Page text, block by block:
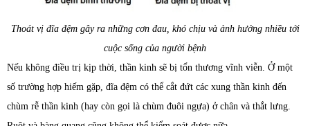
Thoát vị đĩa đệm gây ra những cơn đau, khó chịu và ảnh hưởng nhiều tới
cuộc sống của người bệnh
Nếu không điều trị kịp thời, thần kinh sẽ bị tổn thương vĩnh viễn. Ở một
số trường hợp hiếm gặp, đĩa đệm có thể cắt đứt các xung thần kinh đến
chùm rễ thần kinh (hay còn gọi là chùm đuôi ngựa) ở chân và thắt lưng.